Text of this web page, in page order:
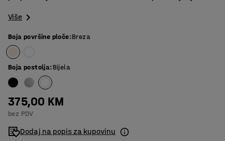
Više
Boja površine ploče:Breza
Boja postolja:Bijela
375,00 KM
bez PDV
Dodaj na popis za kupovinu